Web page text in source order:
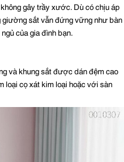
gây trầy xước. Dù có chịu áp
sắt vẫn đứng vững như bàn
của gia đình bạn.
và khung sắt được dán đệm cao
loại cọ xát kim loại hoặc với sàn